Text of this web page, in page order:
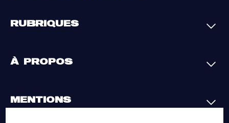
RUBRIQUES
Justice
Par région
À PROPOS
L'appli Actu17
S'abonner
MENTIONS